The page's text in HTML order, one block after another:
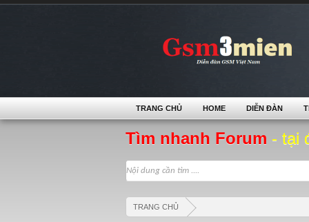
Tìm nhanh Forum - tại
TRANG CHỦ
TRANG CHỦ HOME DIỄN ĐÀN